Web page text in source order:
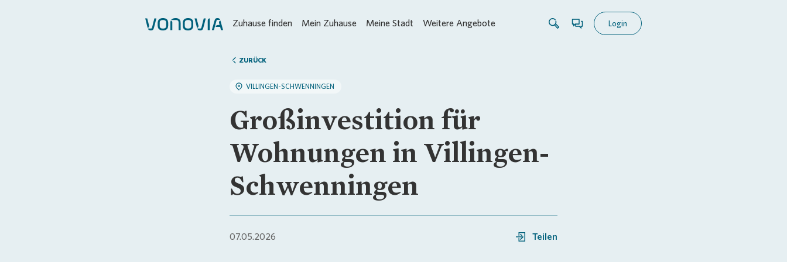
Zuhause finden Mein Zuhause Meine Stadt Weitere Angebote Login
ZURÜCK
VILLINGEN-SCHWENNINGEN
Großinvestition für
Wohnungen in Villingen-
Schwenningen
07.05.2026 Teilen